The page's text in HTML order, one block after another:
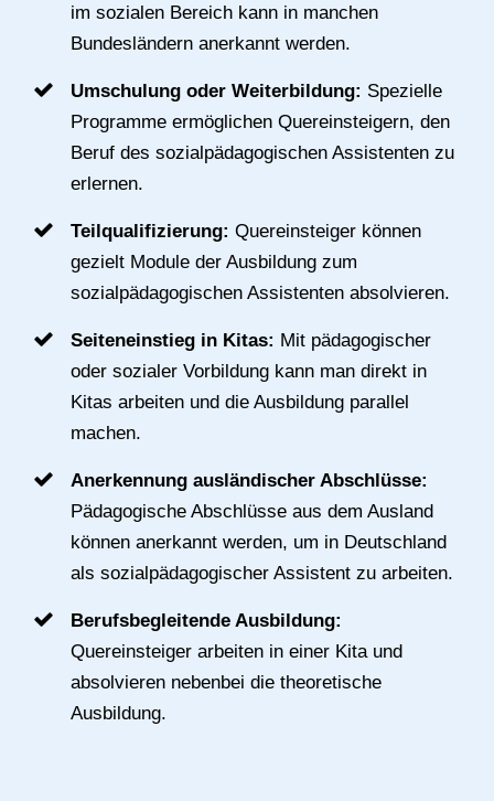
im sozialen Bereich kann in manchen
Bundesländern anerkannt werden.
Umschulung oder Weiterbildung: Spezielle
Programme ermöglichen Quereinsteigern, den
Beruf des sozialpädagogischen Assistenten zu
erlernen.
Teilqualifizierung: Quereinsteiger können
gezielt Module der Ausbildung zum
sozialpädagogischen Assistenten absolvieren.
Seiteneinstieg in Kitas: Mit pädagogischer
oder sozialer Vorbildung kann man direkt in
Kitas arbeiten und die Ausbildung parallel
machen.
Anerkennung ausländischer Abschlüsse:
Pädagogische Abschlüsse aus dem Ausland
können anerkannt werden, um in Deutschland
als sozialpädagogischer Assistent zu arbeiten.
Berufsbegleitende Ausbildung:
Quereinsteiger arbeiten in einer Kita und
absolvieren nebenbei die theoretische
Ausbildung.